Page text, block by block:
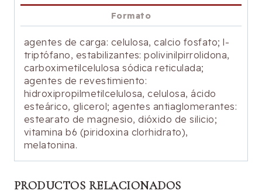
Formato
agentes de carga: celulosa, calcio fosfato; l-
triptófano, estabilizantes: polivinilpirrolidona,
carboximetilcelulosa sódica reticulada;
agentes de revestimiento:
hidroxipropilmetilcelulosa, celulosa, ácido
esteárico, glicerol; agentes antiaglomerantes:
estearato de magnesio, dióxido de silicio;
vitamina b6 (piridoxina clorhidrato),
melatonina.
PRODUCTOS RELACIONADOS